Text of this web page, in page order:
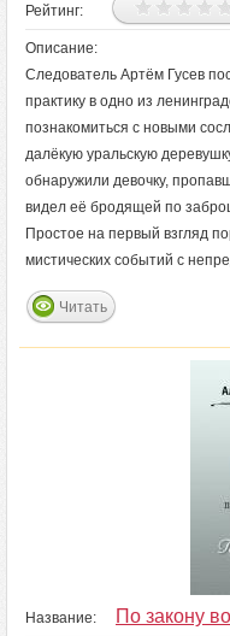
Рейтинг:
Описание:
Следователь Артём Гусев
практику в одно из
познакомиться с новыми
далёкую уральскую
обнаружили девочку,
видел её бродящей по
Простое на первый взгляд
мистических событий с
Читать
Название: По закону